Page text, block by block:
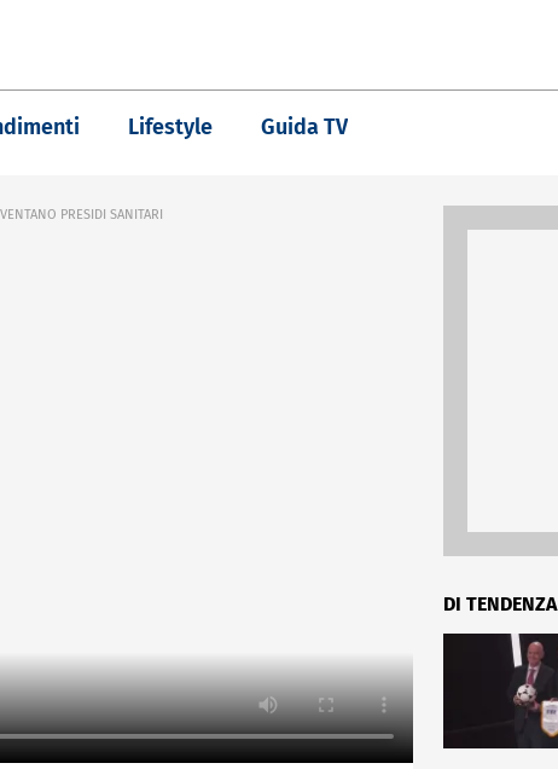
Lifestyle Guida TV
PRESIDI SANITARI
DI TENDENZA